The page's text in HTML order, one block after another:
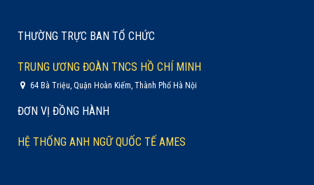
THƯỜNG TRỰC BAN TỔ CHỨC
TRUNG ƯƠNG ĐOÀN TNCS HỒ CHÍ MINH
64 Bà Triệu, Quận Hoàn Kiếm, Thành Phố Hà Nội
ĐƠN VỊ ĐỒNG HÀNH
HỆ THỐNG ANH NGỮ QUỐC TẾ AMES